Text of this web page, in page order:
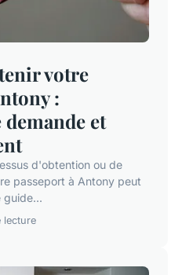
votre
:
et
d'obtention ou de
passeport à Antony peut
guide...
lecture